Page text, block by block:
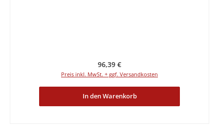
Regulärer Preis:
96,39 €
Preis inkl. MwSt. + ggf. Versandkosten
In den Warenkorb